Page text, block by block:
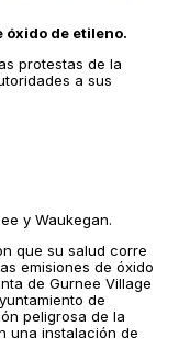
óxido de etileno.
protestas de la
a sus
y Waukegan.
que su salud corre
emisiones de óxido
de Gurnee Village
de
peligrosa de la
una instalación de